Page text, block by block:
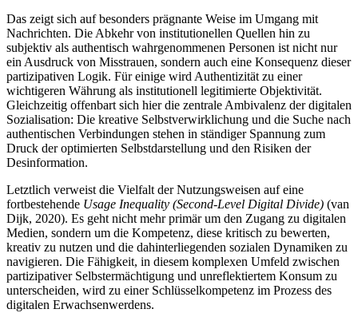
Das zeigt sich auf besonders prägnante Weise im Umgang mit
Nachrichten. Die Abkehr von institutionellen Quellen hin zu
subjektiv als authentisch wahrgenommenen Personen ist nicht nur
ein Ausdruck von Misstrauen, sondern auch eine Konsequenz dieser
partizipativen Logik. Für einige wird Authentizität zu einer
wichtigeren Währung als institutionell legitimierte Objektivität.
Gleichzeitig offenbart sich hier die zentrale Ambivalenz der digitalen
Sozialisation: Die kreative Selbstverwirklichung und die Suche nach
authentischen Verbindungen stehen in ständiger Spannung zum
Druck der optimierten Selbstdarstellung und den Risiken der
Desinformation.
Letztlich verweist die Vielfalt der Nutzungsweisen auf eine
fortbestehende Usage Inequality (Second-Level Digital Divide) (van
Dijk, 2020). Es geht nicht mehr primär um den Zugang zu digitalen
Medien, sondern um die Kompetenz, diese kritisch zu bewerten,
kreativ zu nutzen und die dahinterliegenden sozialen Dynamiken zu
navigieren. Die Fähigkeit, in diesem komplexen Umfeld zwischen
partizipativer Selbstermächtigung und unreflektiertem Konsum zu
unterscheiden, wird zu einer Schlüsselkompetenz im Prozess des
digitalen Erwachsenwerdens.